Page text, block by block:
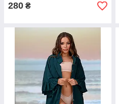
280 ₴